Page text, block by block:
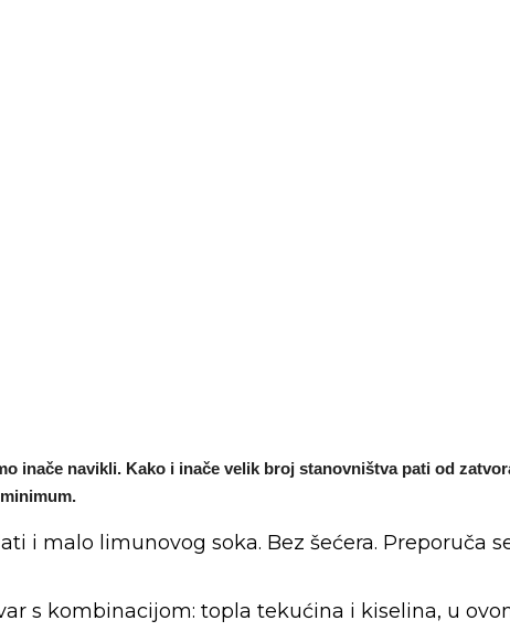
inače navikli. Kako i inače velik broj stanovništva pati od
i malo limunovog soka. Bez šećera. Preporuča
s kombinacijom: topla tekućina i kiselina, u